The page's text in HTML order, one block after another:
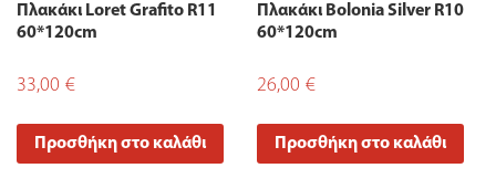
Πλακάκι Loret Grafito R11
60*120cm
33,00 €
Προσθήκη στο καλάθι
Πλακάκι Bolonia Silver R10
60*120cm
26,00 €
Προσθήκη στο καλάθι